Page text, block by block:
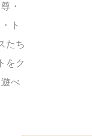
・
ト
たち
をク
べ